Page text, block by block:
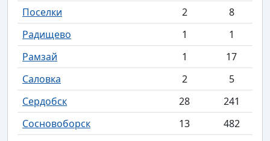
Поселки
2
8
Радищево
1
1
Рамзай
1
17
Саловка
2
5
Сердобск
28
241
Сосновоборск
13
482